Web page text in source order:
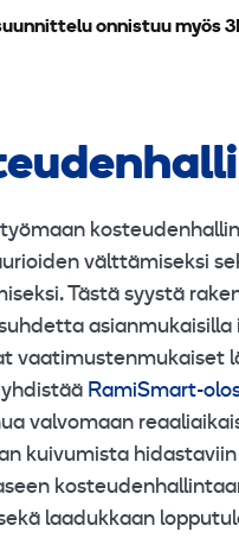
onnistuu myös
välttämiseksi
Tästä syystä
vaatimustenmukaiset
RamiSmart-
valvomaan
kuivumista
laadukkaan